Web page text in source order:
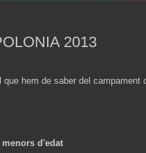
2013
hem de saber del
d'edat